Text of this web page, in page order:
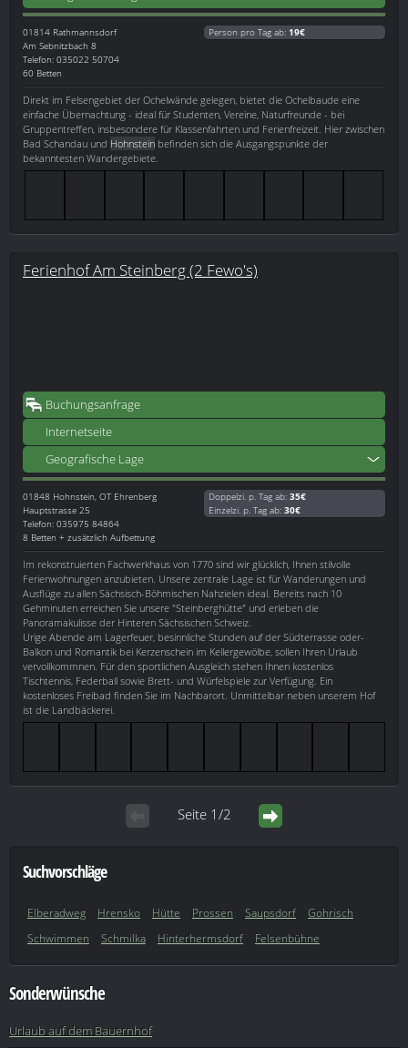
01814 Rathmannsdorf
Am Sebnitzbach 8
Telefon: 035022 50704
60 Betten
Person pro Tag ab: 19€
Direkt im Felsengebiet der Ochelwände gelegen, bietet die Ochelbaude eine
einfache Übernachtung - ideal für Studenten, Vereine, Naturfreunde - bei
Gruppentreffen, insbesondere für Klassenfahrten und Ferienfreizeit. Hier zwischen
Bad Schandau und Hohnstein befinden sich die Ausgangspunkte der
bekanntesten Wandergebiete.
Ferienhof Am Steinberg (2 Fewo's)
Buchungsanfrage
Internetseite
Geografische Lage
01848 Hohnstein, OT Ehrenberg
Hauptstrasse 25
Telefon: 035975 84864
8 Betten + zusätzlich Aufbettung
Doppelzi. p. Tag ab: 35€
Einzelzi. p. Tag ab: 30€
Im rekonstruierten Fachwerkhaus von 1770 sind wir glücklich, Ihnen stilvolle
Ferienwohnungen anzubieten. Unsere zentrale Lage ist für Wanderungen und
Ausflüge zu allen Sächsisch-Böhmischen Nahzielen ideal. Bereits nach 10
Gehminuten erreichen Sie unsere "Steinberghütte" und erleben die
Panoramakulisse der Hinteren Sächsischen Schweiz.
Urige Abende am Lagerfeuer, besinnliche Stunden auf der Südterrasse oder-
Balkon und Romantik bei Kerzenschein im Kellergewölbe, sollen Ihren Urlaub
vervollkommnen. Für den sportlichen Ausgleich stehen Ihnen kostenlos
Tischtennis, Federball sowie Brett- und Würfelspiele zur Verfügung. Ein
kostenloses Freibad finden Sie im Nachbarort. Unmittelbar neben unserem Hof
ist die Landbäckerei.
Seite 1/2
Suchvorschläge
Elberadweg Hrensko Hütte Prossen Saupsdorf
Gohrisch
Schwimmen
Schmilka Hinterhermsdorf Felsenbühne
Sonderwünsche
Urlaub auf dem Bauernhof